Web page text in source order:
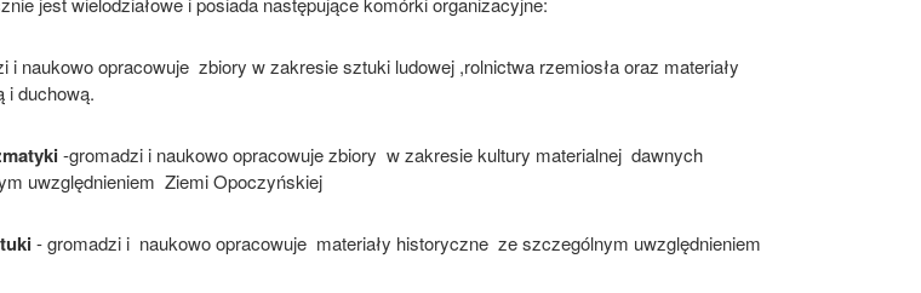
i naukowo opracowuje zbiory w zakresie sztuki ludowej ,rolnictwa rzemiosła oraz materiały
i duchową.
-gromadzi i naukowo opracowuje zbiory w zakresie kultury materialnej dawnych
uwzględnieniem Ziemi Opoczyńskiej
- gromadzi i naukowo opracowuje materiały historyczne ze szczególnym uwzględnieniem